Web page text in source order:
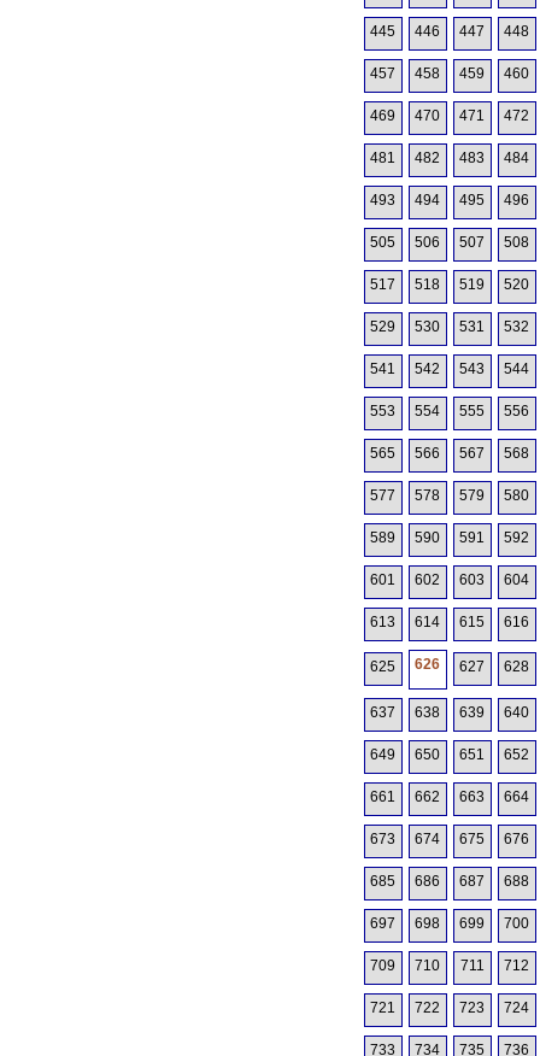
445 446 447 448
457 458 459 460
469 470 471 472
481 482 483 484
493 494 495 496
505 506 507 508
517 518 519 520
529 530 531 532
541 542 543 544
553 554 555 556
565 566 567 568
577 578 579 580
589 590 591 592
601 602 603 604
613 614 615 616
625 626 627 628
637 638 639 640
649 650 651 652
661 662 663 664
673 674 675 676
685 686 687 688
697 698 699 700
709 710 711 712
721 722 723 724
733 734 735 736